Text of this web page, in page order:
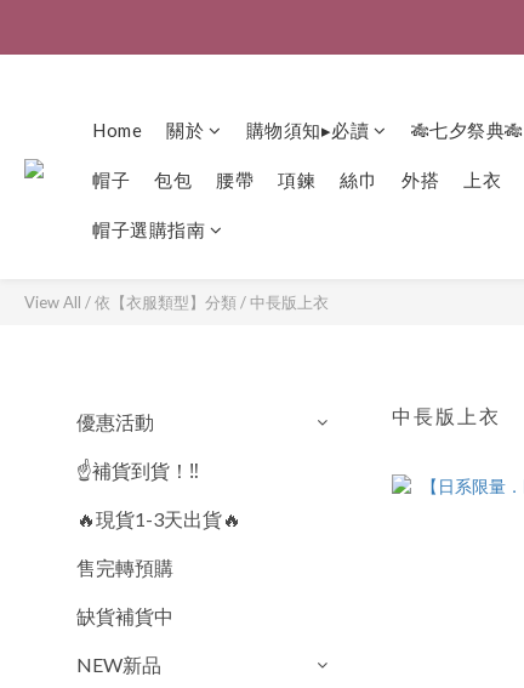
Home 關於 購物須知▸必讀 🎋七夕祭典🎋
帽子 包包 腰帶 項鍊 絲巾 外搭 上衣
帽子選購指南
View All /依【衣服類型】分類/中長版上衣
優惠活動
☝️補貨到貨！‼️
🔥現貨1-3天出貨🔥
售完轉預購
缺貨補貨中
NEW新品
中長版上衣